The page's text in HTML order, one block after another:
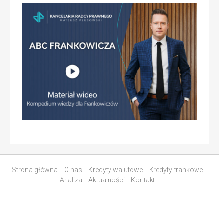
Strona główna O nas Kredyty walutowe
Kredyty frankowe
Analiza
Aktualności Kontakt